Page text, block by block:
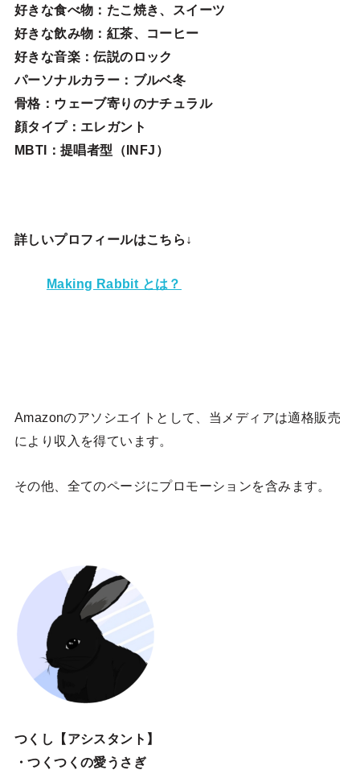
好きな食べ物 ：たこ焼き、スイーツ
好きな飲み物：紅茶、コーヒー
好きな音楽：伝説のロック
パーソナルカラー：ブルベ冬
骨格：ウェーブ寄りのナチュラル
顔タイプ：エレガン ト
MBTI：提唱者型（INFJ）
詳しいプロフィールはこちら↓
Making Rabbit とは？
Amazonのアソシエイトとして、当メディアは適格販売
により収入を得ています。
その他、全てのページにプロモーションを含みます。
つくし【アシスタント】
・つくつくの愛うさぎ